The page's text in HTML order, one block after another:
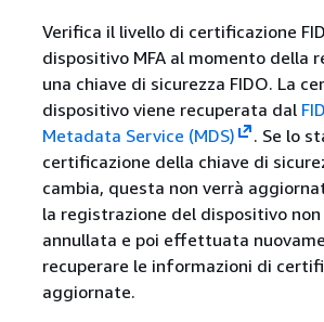
Verifica il livello di certificazione
dispositivo MFA al momento della
una chiave di sicurezza FIDO. La
dispositivo viene recuperata dal
Metadata Service (MDS)
. Se lo
certificazione della chiave di
cambia, questa non verrà
la registrazione del dispositivo
annullata e poi effettuata
recuperare le informazioni di
aggiornate.